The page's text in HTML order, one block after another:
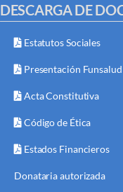
DESCARGA DE
Estatutos Sociales
Presentación Funsalud
Acta Constitutiva
Código de Ética
Estados Financieros
Donataria autorizada